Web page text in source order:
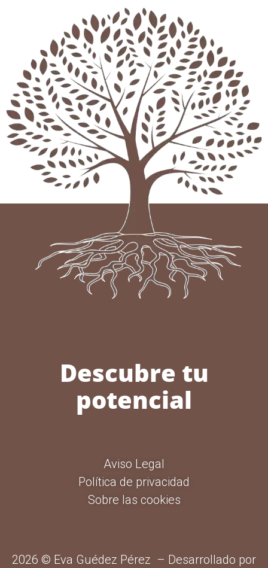
Descubre tu
potencial
Aviso Legal
Política de privacidad
Sobre las cookies
2026 © Eva Guédez Pérez – Desarrollado por